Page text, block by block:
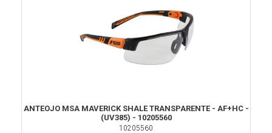
ANTEOJO MSA MAVERICK SHALE TRANSPARENTE - AF+HC -
(UV385) - 10205560
10205560